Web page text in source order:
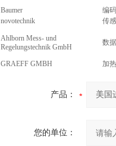
Baumer
编
novotechnik
传
Ahlborn Mess- und
Regelungstechnik GmbH
数
GRAEFF GMBH 加
产品：
您的单位：